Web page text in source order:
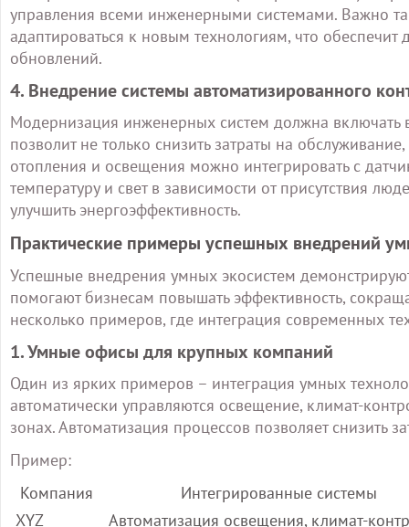
управления всеми инженерными системами. Важно
адаптироваться к новым технологиям, что
обновлений.
4. Внедрение системы автоматизированного
Модернизация инженерных систем должна включать
позволит не только снизить затраты на
отопления и освещения можно интегрировать с
температуру и свет в зависимости от присутствия
улучшить энергоэффективность.
Практические примеры успешных внедрений
Успешные внедрения умных экосистем
помогают бизнесам повышать эффективность,
несколько примеров, где интеграция современных
1. Умные офисы для крупных компаний
Один из ярких примеров – интеграция умных
автоматически управляются освещение, климат-
зонах. Автоматизация процессов позволяет снизить
Пример:
Компания
Интегрированные системы
XYZ
Автоматизация освещения, климат-